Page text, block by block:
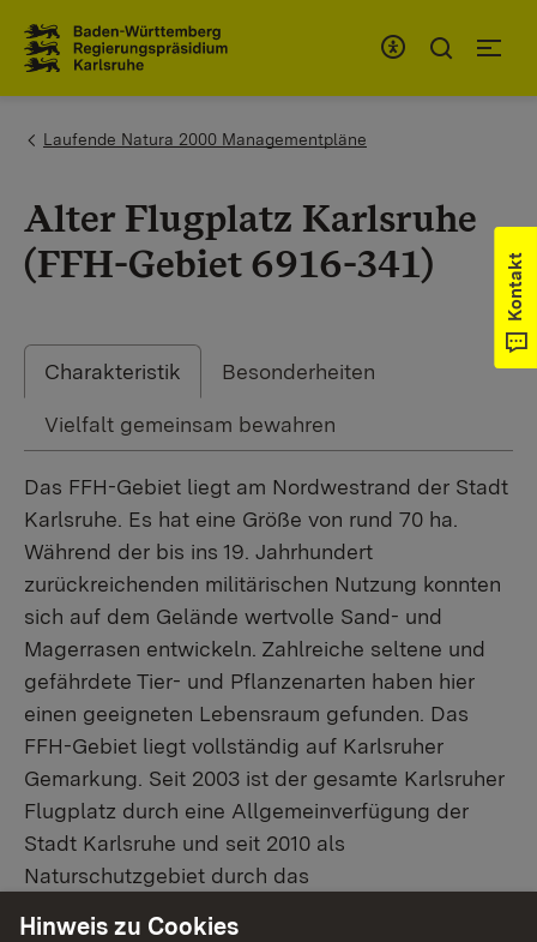
You are here:
Laufende Natura 2000 Managementpläne
Alter Flugplatz Karlsruhe
(FFH-Gebiet 6916-341)
Charakteristik Besonderheiten
Vielfalt gemeinsam bewahren
Das FFH-Gebiet liegt am Nordwestrand der Stadt
Karlsruhe. Es hat eine Größe von rund 70 ha.
Während der bis ins 19. Jahrhundert
zurückreichenden militärischen Nutzung konnten
sich auf dem Gelände wertvolle Sand- und
Magerrasen entwickeln. Zahlreiche seltene und
gefährdete Tier- und Pflanzenarten haben hier
einen geeigneten Lebensraum gefunden. Das
FFH-Gebiet liegt vollständig auf Karlsruher
Gemarkung. Seit 2003 ist der gesamte Karlsruher
Flugplatz durch eine Allgemeinverfügung der
Stadt Karlsruhe und seit 2010 als
Naturschutzgebiet durch das
Kontakt
Hinweis zu Cookies